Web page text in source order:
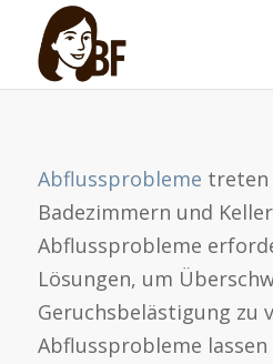
Abflussprobleme treten
Badezimmern und
Abflussprobleme
Lösungen, um
Geruchsbelästigung zu
Abflussprobleme